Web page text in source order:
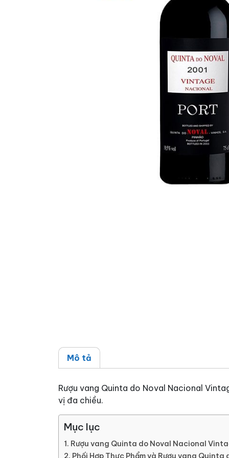
Mô tả
Rượu vang Quinta do Noval Nacional
vị đa chiều.
Mục lục
Rượu vang Quinta do Noval Nacional
Phối Hợp Thực Phẩm và Rượu vang